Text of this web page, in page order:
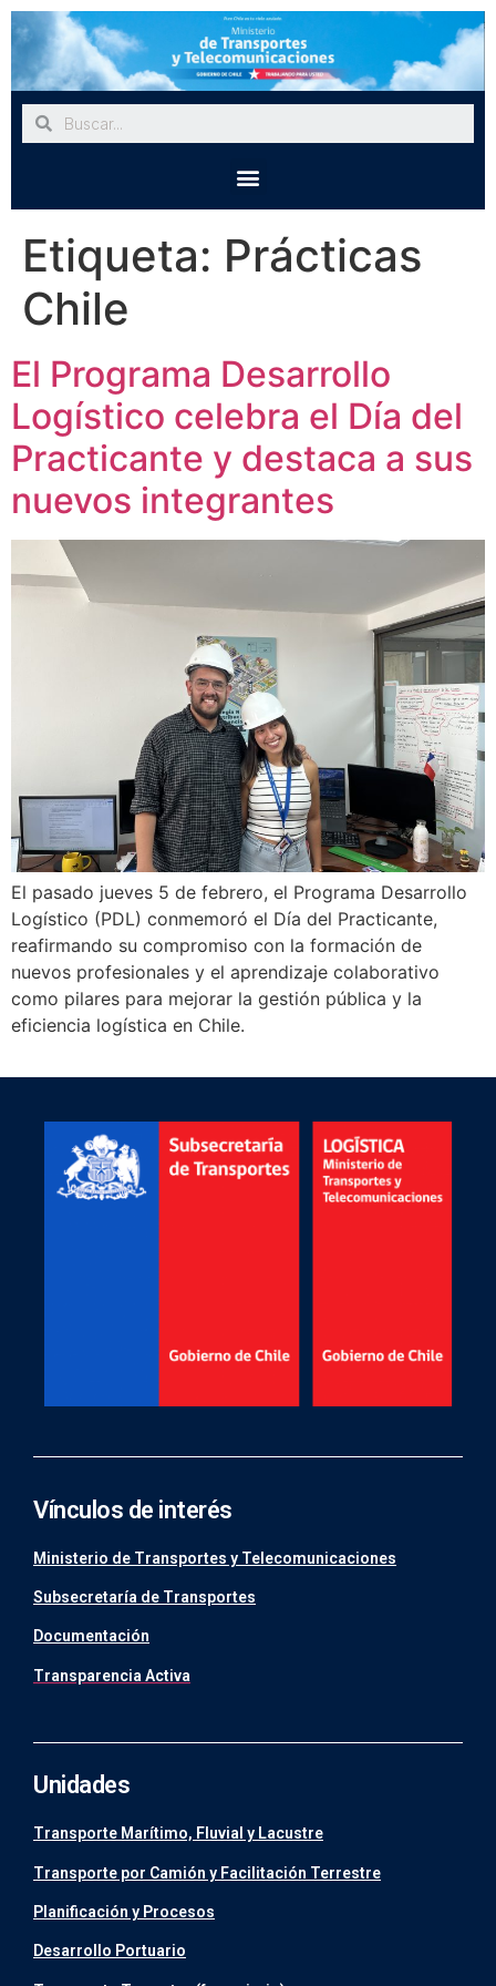
Etiqueta: Prácticas
Chile
El Programa Desarrollo
Logístico celebra el Día del
Practicante y destaca a sus
nuevos integrantes
El pasado jueves 5 de febrero, el Programa Desarrollo
Logístico (PDL) conmemoró el Día del Practicante,
reafirmando su compromiso con la formación de
nuevos profesionales y el aprendizaje colaborativo
como pilares para mejorar la gestión pública y la
eficiencia logística en Chile.
Vínculos de interés
Ministerio de Transportes y Telecomunicaciones
Subsecretaría de Transportes
Documentación
Transparencia Activa
Unidades
Transporte Marítimo, Fluvial y Lacustre
Transporte por Camión y Facilitación Terrestre
Planificación y Procesos
Desarrollo Portuario